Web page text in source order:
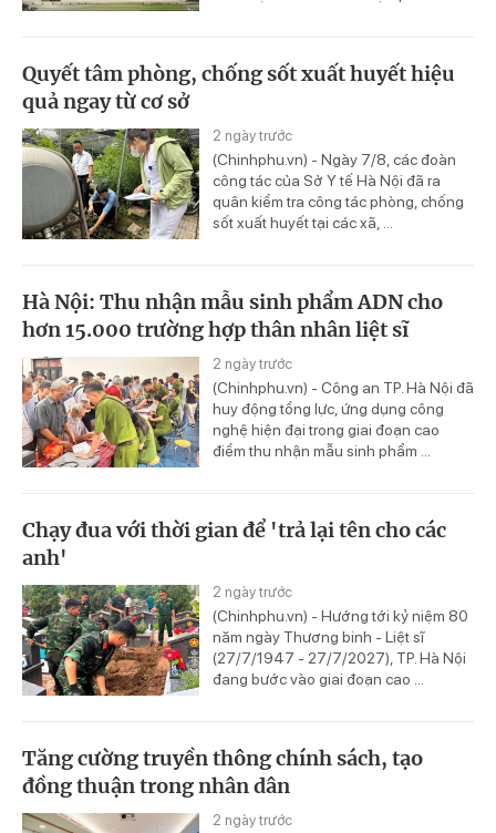
Quyết tâm phòng, chống sốt xuất huyết hiệu
quả ngay từ cơ sở
2 ngày trước
(Chinhphu.vn) - Ngày 7/8, các đoàn
công tác của Sở Y tế Hà Nội đã ra
quân kiểm tra công tác phòng, chống
sốt xuất huyết tại các xã, ...
Hà Nội: Thu nhận mẫu sinh phẩm ADN cho
hơn 15.000 trường hợp thân nhân liệt sĩ
2 ngày trước
(Chinhphu.vn) - Công an TP. Hà Nội đã
huy động tổng lực, ứng dụng công
nghệ hiện đại trong giai đoạn cao
điểm thu nhận mẫu sinh phẩm ...
Chạy đua với thời gian để 'trả lại tên cho các
anh'
2 ngày trước
(Chinhphu.vn) - Hướng tới kỷ niệm 80
năm ngày Thương binh - Liệt sĩ
(27/7/1947 - 27/7/2027), TP. Hà Nội
đang bước vào giai đoạn cao ...
Tăng cường truyền thông chính sách, tạo
đồng thuận trong nhân dân
2 ngày trước